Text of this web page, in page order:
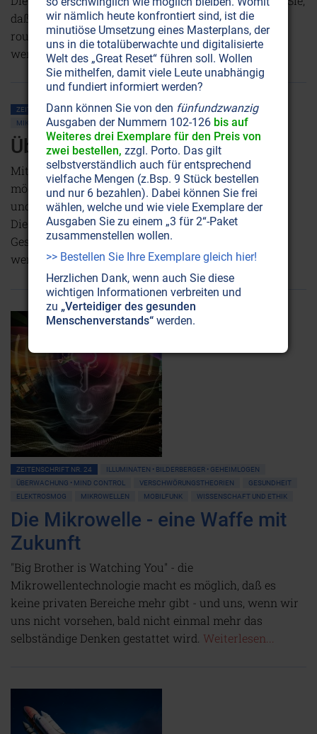
daß Ihre Telefonate, Faxnachrichten und E-Mails
routinemäßig von Supercomputern aufgezeichnet
werden?Weiterlesen...
ZEITENSCHRIFT NR. 24 ÜBERWACHUNG • MIND CONTROL
ELEKTROSMOG
MIKROWELLEN
MOBILFUNK
Überwachung durch Mobilfunk
Mit dem Mobilfunk ist eine totale Überwachung
möglich. So kann ein Handy beispielsweise jederzeit
und überall auf einige Meter genau geortet werden.
Dies ist aber noch das kleinere Problem, denn
Gespräche können auf simpelste Weise abgehört
werden.
NICHT ONLINE VERFÜGBAR AUSGABE BESTELLEN
ZEITENSCHRIFT NR. 24
ILLUMINATEN • BILDERBERGER • GEHEIMLOGEN
ÜBERWACHUNG • MIND CONTROL
VERSCHWÖRUNGSTHEORIEN
GESUNDHEIT
ELEKTROSMOG
MIKROWELLEN MOBILFUNK WISSENSCHAFT UND ETHIK
Die Mikrowelle - eine Waffe mit
Zukunft
"Big Brother is Watching You" - die
Mikrowellentechnologie macht es möglich, daß es
keine privaten Bereiche mehr gibt - und uns, wenn wir
uns nicht vorsehen, bald nicht einmal mehr das
selbständige Denken gestattet wird. Weiterlesen...
wir nämlich heute konfrontiert sind, ist die
minutiöse Umsetzung eines Masterplans, der
uns in die totalüberwachte und digitalisierte
Welt des „Great Reset“ führen soll. Wollen
Sie mithelfen, damit viele Leute unabhängig
und fundiert informiert werden?
Dann können Sie von den fünfundzwanzig
Ausgaben der Nummern 102-126 bis auf
Weiteres drei Exemplare für den Preis von
zwei bestellen, zzgl. Porto. Das gilt
selbstverständlich auch für entsprechend
vielfache Mengen (z.Bsp. 9 Stück bestellen
und nur 6 bezahlen). Dabei können Sie frei
wählen, welche und wie viele Exemplare der
Ausgaben Sie zu einem „3 für 2“-Paket
zusammenstellen wollen.
>> Bestellen Sie Ihre Exemplare gleich hier!
Herzlichen Dank, wenn auch Sie diese
wichtigen Informationen verbreiten und
zu „Verteidiger des gesunden
Menschenverstands“ werden.